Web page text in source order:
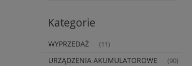
Kategorie
WYPRZEDAŻ (11)
URZĄDZENIA AKUMULATOROWE (90)